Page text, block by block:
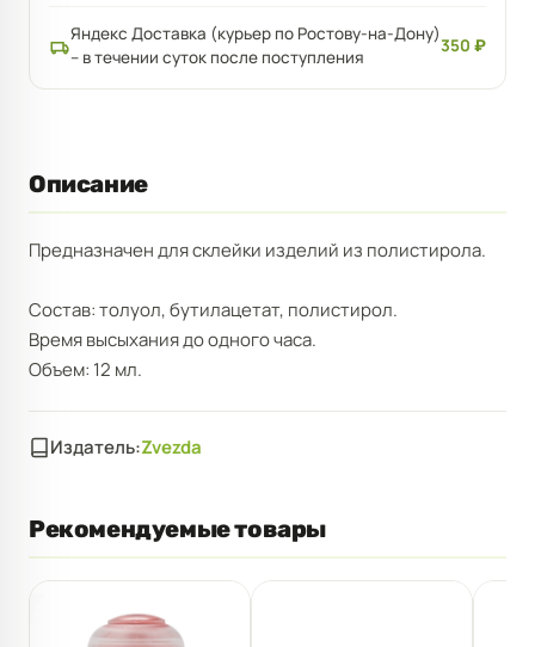
Яндекс Доставка (курьер по Ростову-на-Дону)
– в течении суток после поступления
350 ₽
Описание
Предназначен для склейки изделий из полистирола.
Состав: толуол, бутилацетат, полистирол.
Время высыхания до одного часа.
Объем: 12 мл.
Издатель:Zvezda
Рекомендуемые товары